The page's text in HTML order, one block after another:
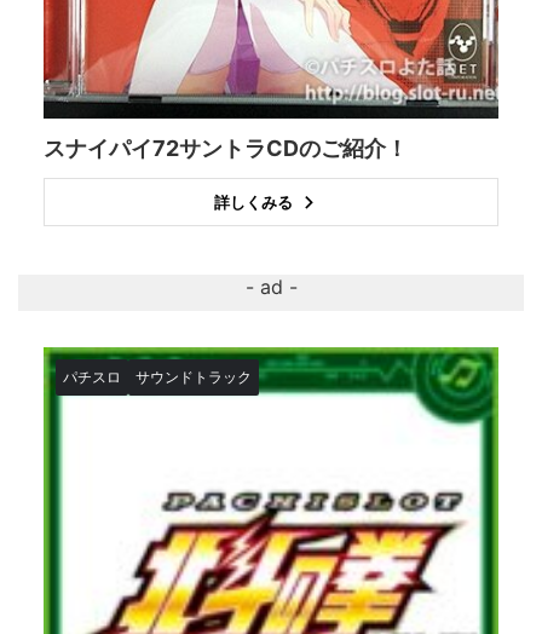
スナイパイ72サントラCDのご紹介！
詳しくみる
パチスロ サウンドトラック